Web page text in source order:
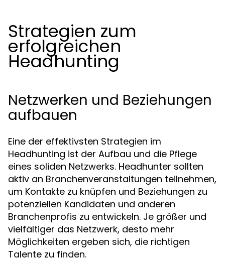
Strategien zum
erfolgreichen
Headhunting
Netzwerken und Beziehungen
aufbauen
Eine der effektivsten Strategien im
Headhunting ist der Aufbau und die Pflege
eines soliden Netzwerks. Headhunter sollten
aktiv an Branchenveranstaltungen teilnehmen,
um Kontakte zu knüpfen und Beziehungen zu
potenziellen Kandidaten und anderen
Branchenprofis zu entwickeln. Je größer und
vielfältiger das Netzwerk, desto mehr
Möglichkeiten ergeben sich, die richtigen
Talente zu finden.